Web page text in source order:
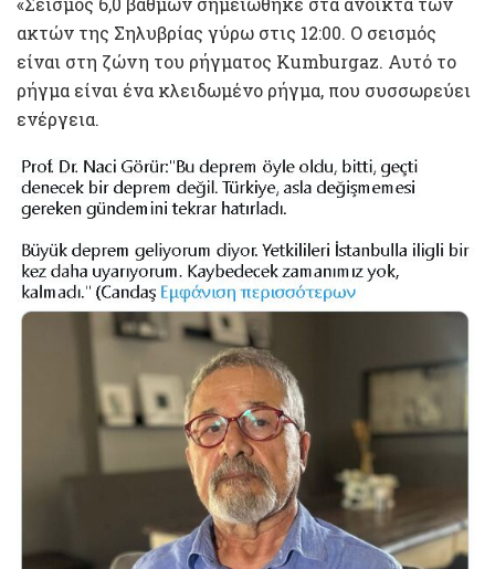
ακτών της Σηλυβρίας γύρω στις 12:00. Ο σεισμός
είναι στη ζώνη του ρήγματος Kumburgaz. Αυτό το
ρήγμα είναι ένα κλειδωμένο ρήγμα, που συσσωρεύει
ενέργεια.